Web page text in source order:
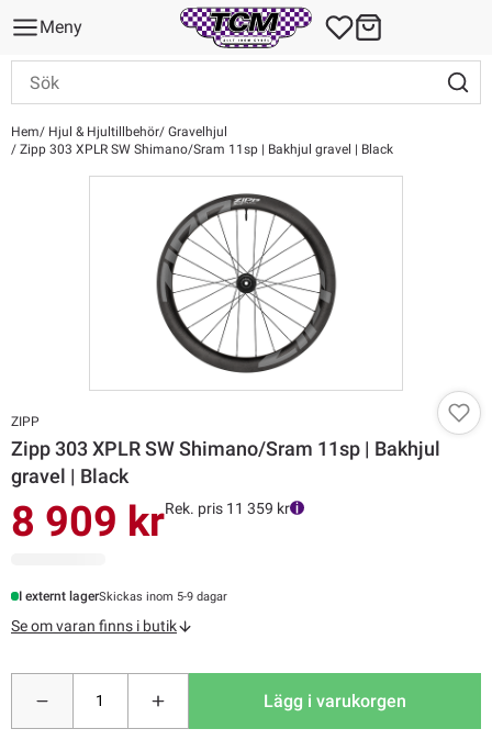
Meny
Hem Hjul & Hjultillbehör Gravelhjul
Zipp 303 XPLR SW Shimano/Sram 11sp | Bakhjul gravel | Black
ZIPP
Zipp 303 XPLR SW Shimano/Sram 11sp | Bakhjul
gravel | Black
8 909 krRek. pris 11 359 kr
I externt lagerSkickas inom 5-9 dagar
Se om varan finns i butik
Lägg i varukorgen